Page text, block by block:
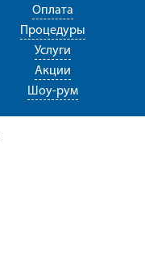
Оплата
Процедуры
Услуги
Акции
Шоу-рум